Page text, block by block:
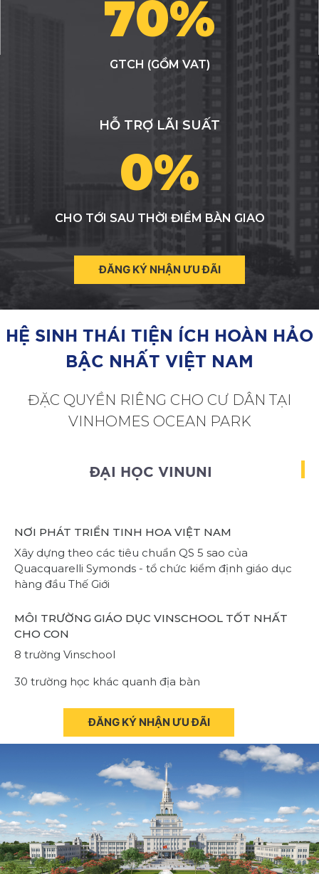
70%
GTCH (GỒM VAT)
HỖ TRỢ LÃI SUẤT
0%
CHO TỚI SAU THỜI ĐIỂM BÀN GIAO
ĐĂNG KÝ NHẬN ƯU ĐÃI
HỆ SINH THÁI TIỆN ÍCH HOÀN HẢO
BẬC NHẤT VIỆT NAM
ĐẶC QUYỀN RIÊNG CHO CƯ DÂN TẠI
VINHOMES OCEAN PARK
ĐẠI HỌC VINUNI
NƠI PHÁT TRIỂN TINH HOA VIỆT NAM
Xây dựng theo các tiêu chuẩn QS 5 sao của
Quacquarelli Symonds - tổ chức kiểm định giáo dục
hàng đầu Thế Giới
MÔI TRƯỜNG GIÁO DỤC VINSCHOOL TỐT NHẤT
CHO CON
8 trường Vinschool
30 trường học khác quanh địa bàn
ĐĂNG KÝ NHẬN ƯU ĐÃI